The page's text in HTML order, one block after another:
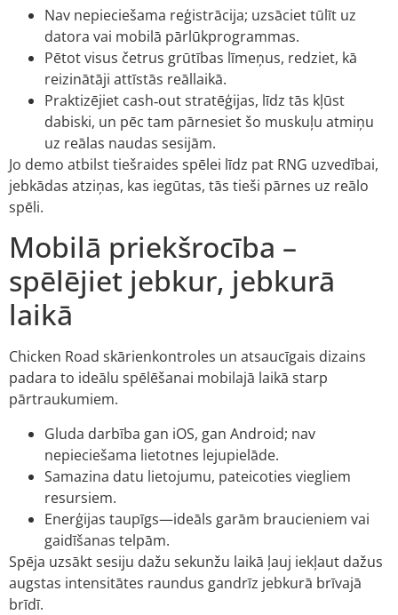
Nav nepieciešama reģistrācija; uzsāciet tūlīt uz
datora vai mobilā pārlūkprogrammas.
Pētot visus četrus grūtības līmeņus, redziet, kā
reizinātāji attīstās reāllaikā.
Praktizējiet cash‑out stratēģijas, līdz tās kļūst
dabiski, un pēc tam pārnesiet šo muskuļu atmiņu
uz reālas naudas sesijām.
Jo demo atbilst tiešraides spēlei līdz pat RNG uzvedībai,
jebkādas atziņas, kas iegūtas, tās tieši pārnes uz reālo
spēli.
Mobilā priekšrocība –
spēlējiet jebkur, jebkurā
laikā
Chicken Road skārienkontroles un atsaucīgais dizains
padara to ideālu spēlēšanai mobilajā laikā starp
pārtraukumiem.
Gluda darbība gan iOS, gan Android; nav
nepieciešama lietotnes lejupielāde.
Samazina datu lietojumu, pateicoties viegliem
resursiem.
Enerģijas taupīgs—ideāls garām braucieniem vai
gaidīšanas telpām.
Spēja uzsākt sesiju dažu sekunžu laikā ļauj iekļaut dažus
augstas intensitātes raundus gandrīz jebkurā brīvajā
brīdī.